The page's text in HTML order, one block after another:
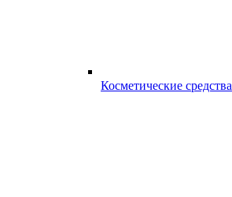
Косметические средства